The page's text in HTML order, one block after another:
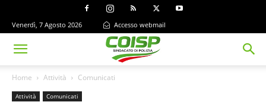
Venerdì, 7 Agosto 2026 Accesso webmail
Home Attività Comunicati
Attività Comunicati